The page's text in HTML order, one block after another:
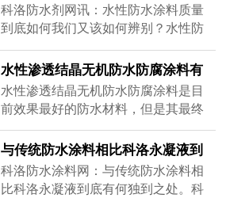
具有传统涂料或防水剂所不具备的优
势，下面我们结合施工操作等细节跟
大家分享这类涂料所具有的四大主要
优势。
该如何辨别？
科洛防水剂网讯：水性防水涂料质量
到底如何我们又该如何辨别？水性防
因为这种涂料不仅干燥的速度非常
快，而且还具有良好的延展性，所以
现在更是广泛代替了传统的沥青防水
材料。
水性渗透结晶无机防水防腐涂料有
哪些施工要求
水性渗透结晶无机防水防腐涂料是目
前效果最好的防水材料，但是其最终
的防水效果和施工质量有着极大的关
系，因此为了能够让客户满意，让其
没有渗漏方面的后顾之忧，就要严把
施工质量关。
与传统防水涂料相比科洛永凝液到
底有何独到之处
科洛防水涂料网：与传统防水涂料相
比科洛永凝液到底有何独到之处。科